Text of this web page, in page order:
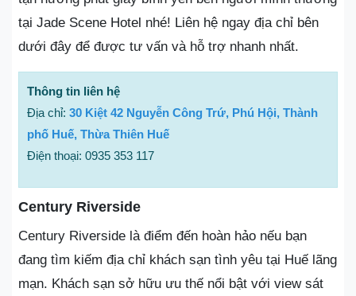
tại Jade Scene Hotel nhé! Liên hệ ngay địa chỉ bên
dưới đây để được tư vấn và hỗ trợ nhanh nhất.
Thông tin liên hệ
Địa chỉ: 30 Kiệt 42 Nguyễn Công Trứ, Phú Hội, Thành
phố Huế, Thừa Thiên Huế
Điện thoại: 0935 353 117
Century Riverside
Century Riverside là điểm đến hoàn hảo nếu bạn
đang tìm kiếm địa chỉ khách sạn tình yêu tại Huế lãng
mạn. Khách sạn sở hữu ưu thế nổi bật với view sát